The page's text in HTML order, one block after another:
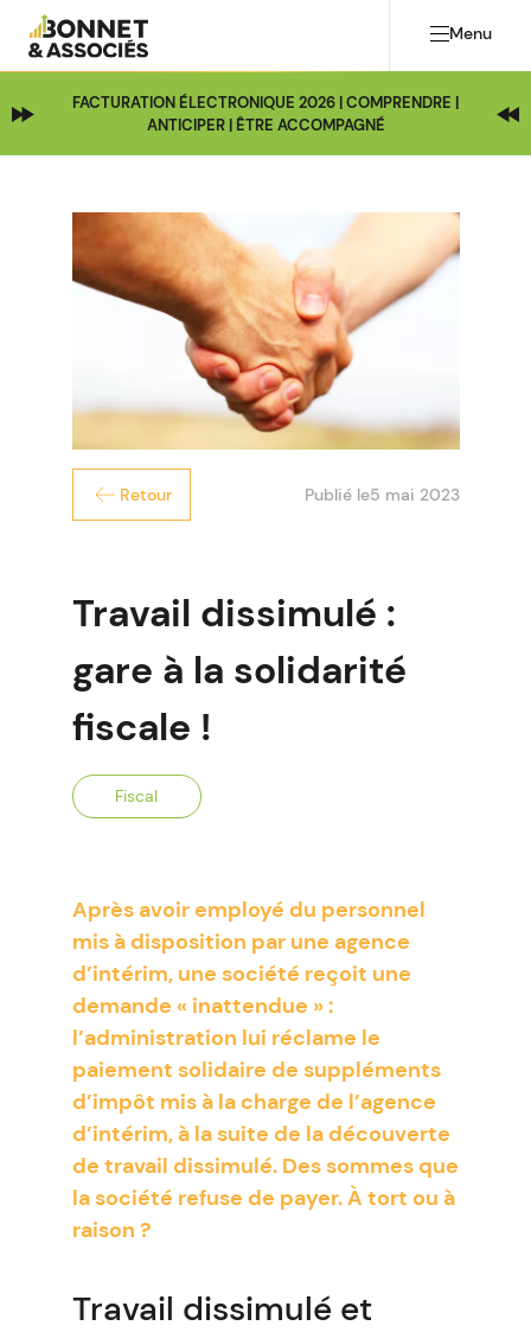
Menu
FACTURATION ÉLECTRONIQUE 2026 | COMPRENDRE |
ANTICIPER | ÊTRE ACCOMPAGNÉ
Retour Publié le5 mai 2023
Travail dissimulé :
gare à la solidarité
fiscale !
Fiscal
Après avoir employé du personnel
mis à disposition par une agence
d’intérim, une société reçoit une
demande « inattendue » :
l’administration lui réclame le
paiement solidaire de suppléments
d’impôt mis à la charge de l’agence
d’intérim, à la suite de la découverte
de travail dissimulé. Des sommes que
la société refuse de payer. À tort ou à
raison ?
Travail dissimulé et